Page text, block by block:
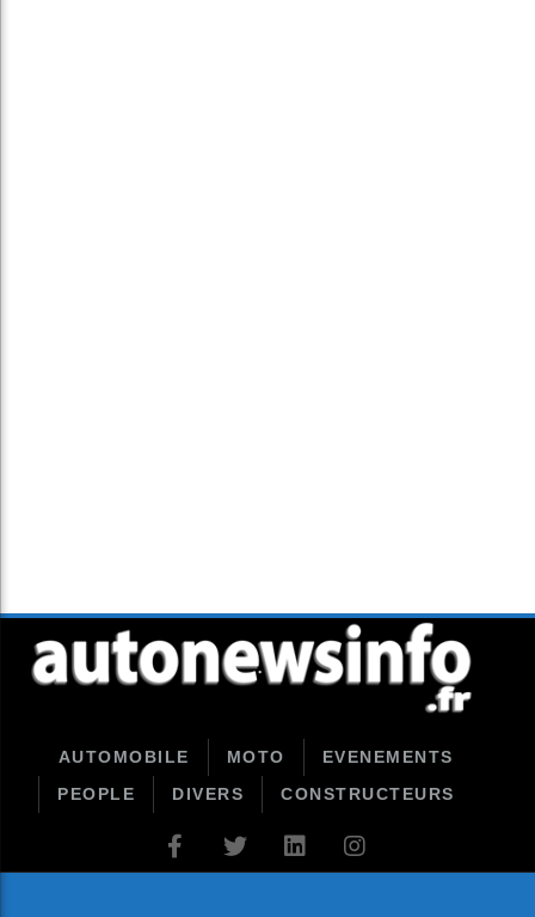
AUTOMOBILE MOTO
EVENEMENTS
PEOPLE
DIVERS CONSTRUCTEURS